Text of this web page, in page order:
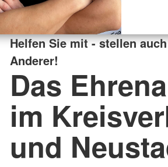
Helfen Sie mit - stellen
Anderer!
Das
im
und